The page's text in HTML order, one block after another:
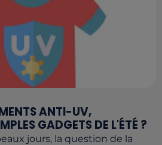
ANTI-UV,
GADGETS DE L'ÉTÉ ?
jours, la question de la